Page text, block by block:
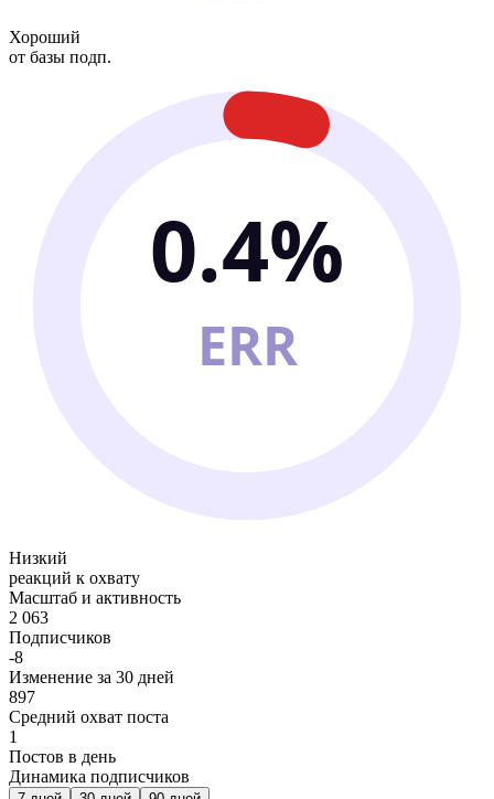
Хороший
от базы подп.
0.4%
ERR
Низкий
реакций к охвату
Масштаб и активность
2 063
Подписчиков
-8
Изменение за 30 дней
897
Средний охват поста
1
Постов в день
Динамика подписчиков